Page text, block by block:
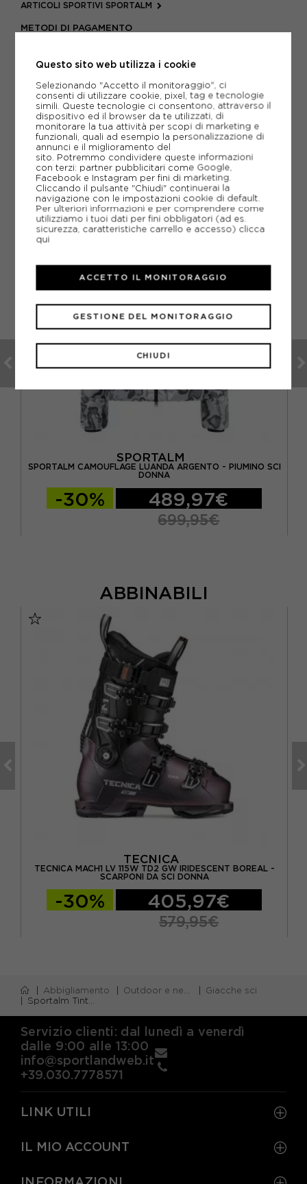
ARTICOLI SPORTIVI SPORTALM
METODI DI PAGAMENTO
PIÙ INFORMAZIONI
SCHEDA TECNICA
GUIDA ALLE TAGLIE
CONSIGLIATI DA NOI
SPORTALM
SPORTALM CAMOUFLAGE LUANDA ARGENTO - PIUMINO SCI
DONNA
-30% 489,97€
699,95€
ABBINABILI
TECNICA
TECNICA MACH1 LV 115W TD2 GW IRIDESCENT BOREAL -
SCARPONI DA SCI DONNA
-30% 405,97€
579,95€
Abbigliamento Outdoor e neve
Giacche sci
Sportalm Tinta Unita Luni Verde - Piumino Sci Donna
Servizio clienti: dal lunedì a venerdì
dalle 9:00 alle 13:00
info@sportlandweb.it
+39.030.7778571
LINK UTILI
IL MIO ACCOUNT
Questo sito web utilizza i cookie
Selezionando "Accetto il monitoraggio", ci
consenti di utilizzare cookie, pixel, tag e tecnologie
simili. Queste tecnologie ci consentono, attraverso il
dispositivo ed il browser da te utilizzati, di
monitorare la tua attività per scopi di marketing e
funzionali, quali ad esempio la personalizzazione di
annunci e il miglioramento del
sito. Potremmo condividere queste informazioni
con terzi: partner pubblicitari come Google,
Facebook e Instagram per fini di marketing.
Cliccando il pulsante "Chiudi" continuerai la
navigazione con le impostazioni cookie di default.
Per ulteriori informazioni e per comprendere come
utilizziamo i tuoi dati per fini obbligatori (ad es.
sicurezza, caratteristiche carrello e accesso) clicca
qui
CHIUDI
GESTIONE DEL MONITORAGGIO
ACCETTO IL MONITORAGGIO